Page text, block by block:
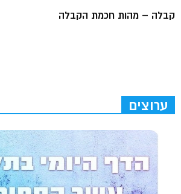
קבלה – מהות חכמת הקבלה
ערוצים